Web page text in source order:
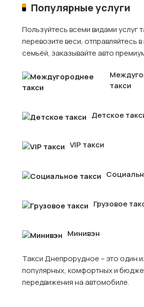
Популярные услуги
Пользуйтесь всеми видами услуг
перевозите веси, отправляйтесь
семьёй, заказывайте авто
такси
Детское
VIP такси
Грузовое
Минивэн
Такси Днепрорудное – это один
популярных, комфортных и
передвижения на автомобиле.